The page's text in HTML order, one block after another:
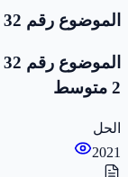
الموضوع رقم 32
2 متوسط
الحل
2021